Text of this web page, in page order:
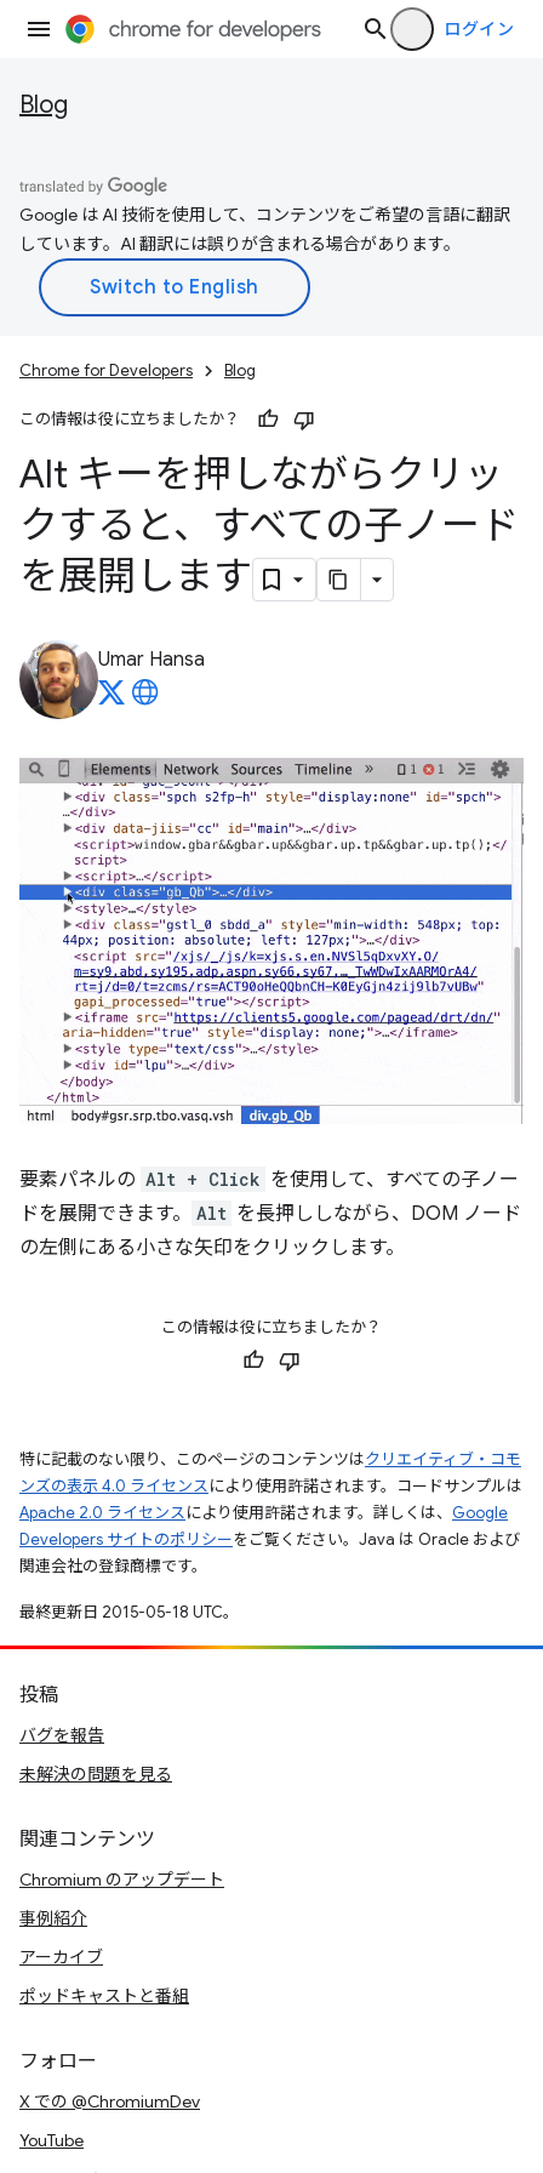
ログイン
Blog
Google は AI 技術を使用して、コンテンツをご希望の言語に翻訳
しています。AI 翻訳には誤りが含まれる場合があります。
Chrome for Developers Blog
この情報は役に立ちましたか？
Alt キーを押しながらクリッ
クすると、すべての子ノード
を展開します
Umar Hansa
要素パネルの Alt + Click を使用して、すべての子ノー
ドを展開できます。
Alt を長押ししながら、DOM ノード
の左側にある小さな矢印をクリックします。
この情報は役に立ちましたか？
特に記載のない限り、このページのコンテンツはクリエイティブ・コモ
ンズの表示 4.0 ライセンスにより使用許諾されます。コードサンプルは
Apache 2.0 ライセンスにより使用許諾されます。詳しくは、 Google
Developers サイトのポリシーをご覧ください。Java は Oracle および
関連会社の登録商標です。
最終更新日 2015-05-18 UTC。
投稿
バグを報告
未解決の問題を見る
関連コンテンツ
Chromium のアップデート
事例紹介
アーカイブ
ポッドキャストと番組
フォロー
X での @ChromiumDev
YouTube